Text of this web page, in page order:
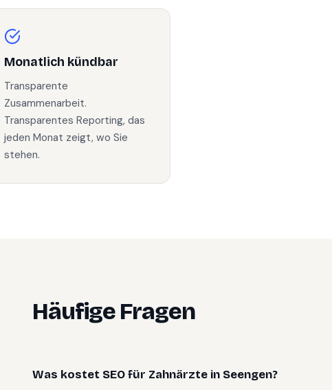
Monatlich kündbar
Transparente
Zusammenarbeit.
Transparentes Reporting, das
jeden Monat zeigt, wo Sie
stehen.
Häufige Fragen
Was kostet SEO für Zahnärzte in Seengen?